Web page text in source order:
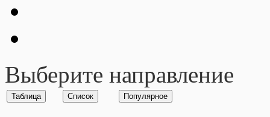
Выберите направление